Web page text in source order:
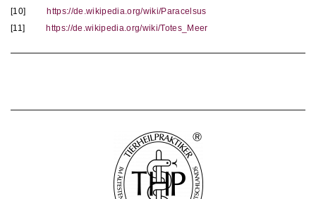
[10]
https://de.wikipedia.org/wiki/Paracelsus
[11]
https://de.wikipedia.org/wiki/Totes_Meer